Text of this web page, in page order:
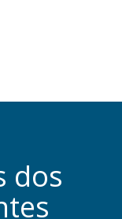
dos